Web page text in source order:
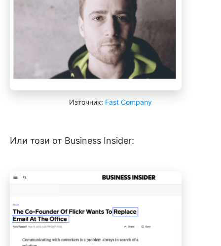
Източник: Fast Company
Или този от Business Insider: